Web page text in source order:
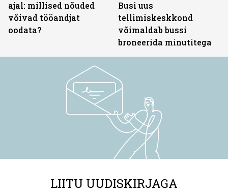
ajal: millised nõuded
võivad tööandjat
oodata?
Busi uus
tellimiskeskkond
võimaldab bussi
broneerida minutitega
LIITU UUDISKIRJAGA